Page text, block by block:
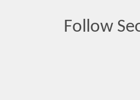
Follow